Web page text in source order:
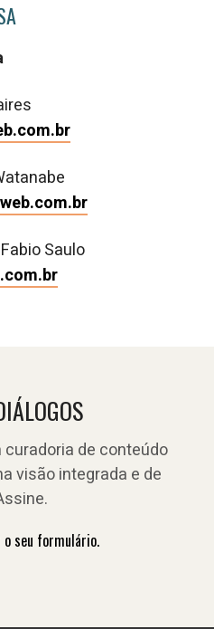
Saulo
de conteúdo
visão integrada e de
o seu formulário.